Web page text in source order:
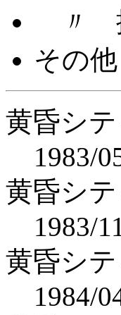
〃
その他
黄昏シ
1983/
黄昏シ
1983/
黄昏シ
1984/